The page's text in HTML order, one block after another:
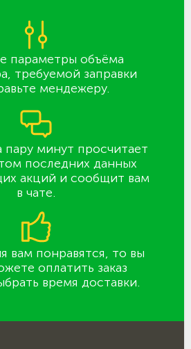
параметры объёма
требуемой заправки
мендежеру.
минут просчитает
последних данных
акций и сообщит вам
в чате.
вам понравятся, то вы
оплатить заказ
время доставки.